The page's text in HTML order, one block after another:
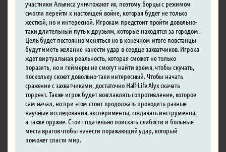
участники Альянса уничтожают их, поэтому борцы с режимом
смогли перейти к настоящей войне, которая будет не только
жесткой, но и интересной. Игрокам предстоит пройти довольно-
таки длительный путь к друзьям, которые находятся за городом.
Цель будет постоянно меняться но в конечном итоге повстанцы
будут иметь желание нанести удар в сердце захватчиков. Игрока
ждет виртуальная реальность, которая сможет не только
поразить, но и геймеры не смогут найти время, чтобы скучать,
поскольку сюжет довольно-таки интересный. Чтобы начать
сражение с захватчиками, достаточно Half-Life Alyx скачать
торрент. Также игрок будет возглавлять сопротивление, которое
сам начал, но при этом стоит продолжать проводить разные
научные исследования, эксперименты, создавать инструменты,
а также оружие. Стоит тщательно поискать слабости и больные
места врагов чтобы нанести поражающий удар, который
поможет спасти мир.